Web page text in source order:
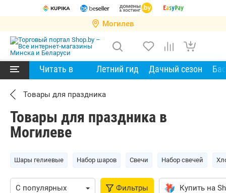
Могилев
Читать в Летний гид Дачный сезон
Товары для праздника
Товары для праздника в
Могилеве
Шары гелиевые Набор шаров Свечи Набор свечей
Фильтры Купить на